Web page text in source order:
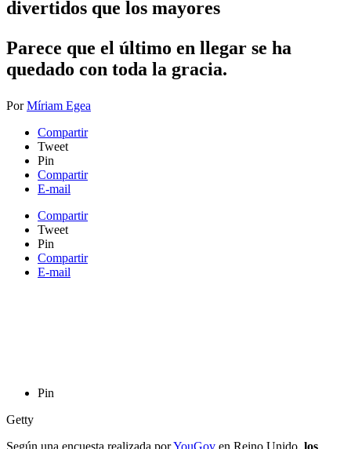
divertidos que los mayores
​Parece que el último en llegar se ha
quedado con toda la gracia.
PorMíriam Egea
Compartir
Tweet
Pin
Compartir
E-mail
Compartir
Tweet
Pin
Compartir
E-mail
Pin
Getty
Según una encuesta realizada porYouGov en Reino Unido, los